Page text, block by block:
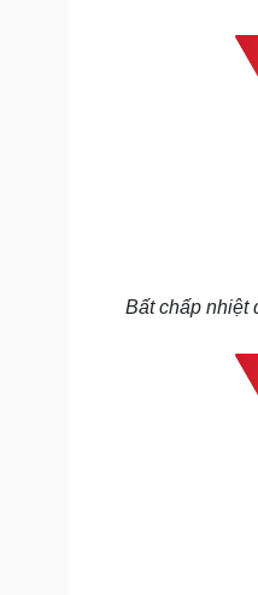
Bất chấp nhiệt